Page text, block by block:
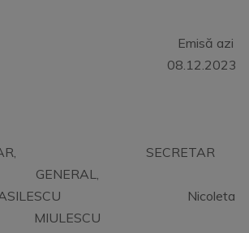
azi
08.12.2023
SECRETAR
GENERAL,
VASILESCU Nicoleta
MIULESCU